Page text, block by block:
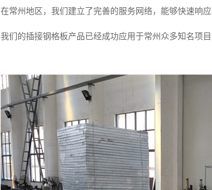
在常州地区，我们建立了完善的服务网络，能够快速响
我们的插接钢格板产品已经成功应用于常州众多知名项